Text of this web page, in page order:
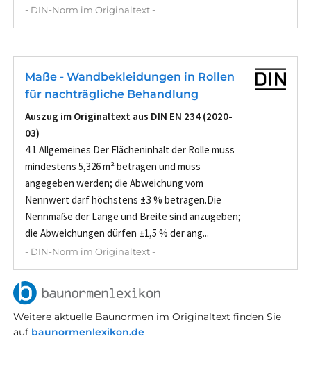
- DIN-Norm im Originaltext -
Maße - Wandbekleidungen in Rollen
für nachträgliche Behandlung
Auszug im Originaltext aus DIN EN 234 (2020-
03)
4.1 Allgemeines Der Flächeninhalt der Rolle muss
mindestens 5,326 m² betragen und muss
angegeben werden; die Abweichung vom
Nennwert darf höchstens ±З % betragen.Die
Nennmaße der Länge und Breite sind anzugeben;
die Abweichungen dürfen ±1,5 % der ang...
- DIN-Norm im Originaltext -
Weitere aktuelle Baunormen im Originaltext finden Sie
auf baunormenlexikon.de